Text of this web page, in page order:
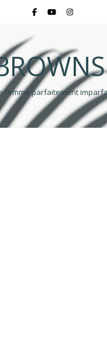
femme parfaitement